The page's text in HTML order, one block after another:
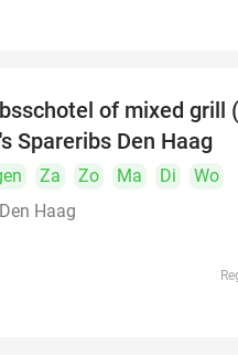
of mixed grill
Spareribs Den Haag
Za Zo Ma Di
Wo
Haag